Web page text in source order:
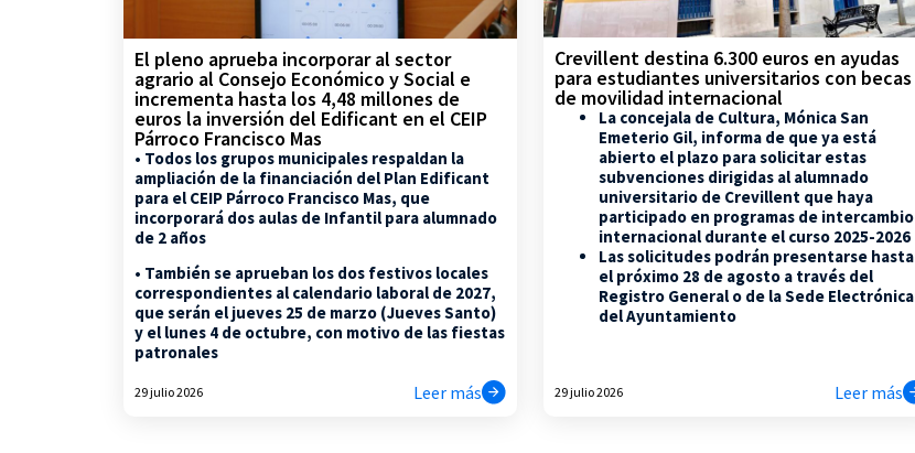
El pleno aprueba incorporar al sector
agrario al Consejo Económico y Social e
incrementa hasta los 4,48 millones de
euros la inversión del Edificant en el CEIP
Párroco Francisco Mas
• Todos los grupos municipales respaldan la
ampliación de la financiación del Plan Edificant
para el CEIP Párroco Francisco Mas, que
incorporará dos aulas de Infantil para alumnado
de 2 años
• También se aprueban los dos festivos locales
correspondientes al calendario laboral de 2027,
que serán el jueves 25 de marzo (Jueves Santo)
y el lunes 4 de octubre, con motivo de las fiestas
patronales
29 julio 2026 Leer más
Crevillent destina 6.300 euros en ayudas
para estudiantes universitarios con becas
de movilidad internacional
La concejala de Cultura, Mónica San
Emeterio Gil, informa de que ya está
abierto el plazo para solicitar estas
subvenciones dirigidas al alumnado
universitario de Crevillent que haya
participado en programas de intercambio
internacional durante el curso 2025-2026
Las solicitudes podrán presentarse hasta
el próximo 28 de agosto a través del
Registro General o de la Sede Electrónica
del Ayuntamiento
29 julio 2026 Leer más